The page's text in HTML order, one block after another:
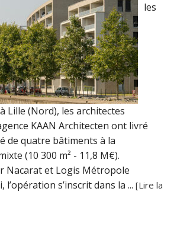
les
Lille (Nord), les architectes
KAAN Architecten ont livré
de quatre bâtiments à la
(10 300 m² - 11,8 M€).
Nacarat et Logis Métropole
l’opération s’inscrit dans la ...[Lire la